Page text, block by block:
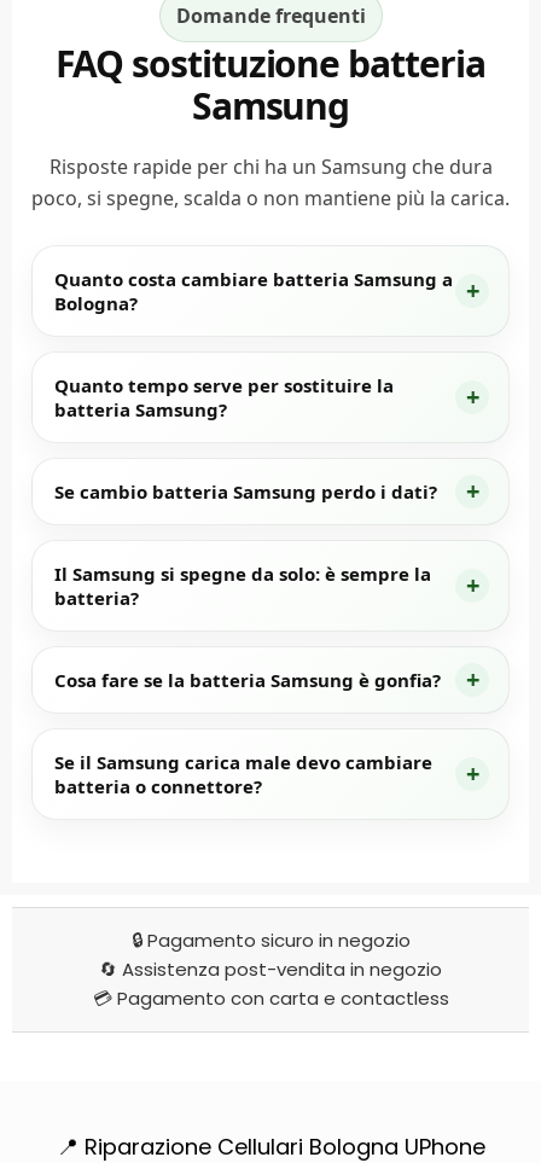
Domande frequenti
FAQ sostituzione batteria
Samsung
Risposte rapide per chi ha un Samsung che dura
poco, si spegne, scalda o non mantiene più la carica.
Quanto costa cambiare batteria Samsung a
Bologna?
Quanto tempo serve per sostituire la
batteria Samsung?
Se cambio batteria Samsung perdo i dati?
Il Samsung si spegne da solo: è sempre la
batteria?
Cosa fare se la batteria Samsung è gonfia?
Se il Samsung carica male devo cambiare
batteria o connettore?
🔒 Pagamento sicuro in negozio
🔄 Assistenza post-vendita in negozio
💳 Pagamento con carta e contactless
📍 Riparazione Cellulari Bologna UPhone